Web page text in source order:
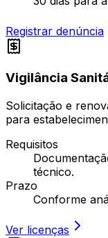
Registrar denúncia
Vigilância
Solicitação e
para
Requisitos
técnico.
Prazo
Conforme
Ver licenças